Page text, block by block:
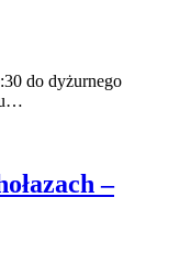
do dyżurnego
–